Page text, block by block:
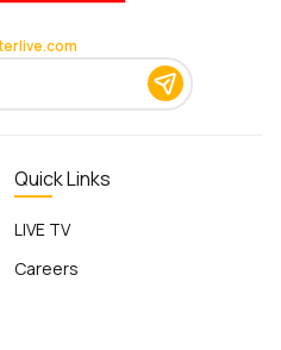
Quick Links
LIVE TV
Careers